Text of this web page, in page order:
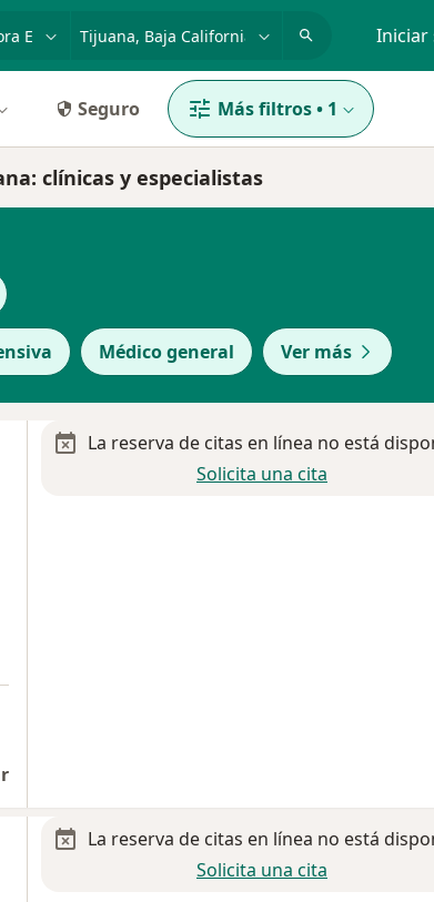
o nombre Iniciar
Seguro Más filtros• 1
clínicas y especialistas
Médico general Ver más
La reserva de citas en línea no está
Solicita una cita
La reserva de citas en línea no está
Solicita una cita